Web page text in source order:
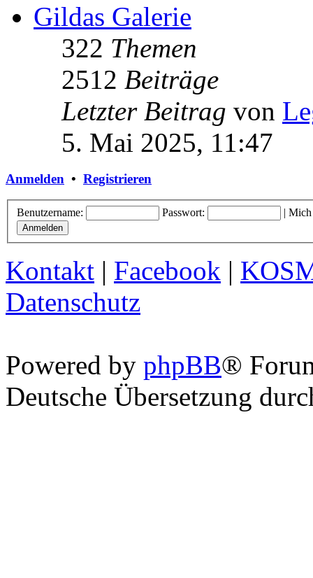
Gildas Galerie
322 Themen
2512 Beiträge
Letzter Beitrag von
5. Mai 2025, 11:47
Anmelden • Registrieren
Benutzername: Passwort: | Mich
Kontakt | Facebook |
Datenschutz
Powered by phpBB®
Deutsche Übersetzung